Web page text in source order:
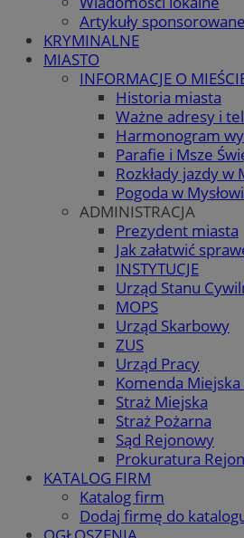
Artykuły sponsorowane
KRYMINALNE
MIASTO
INFORMACJE O
Historia miasta
Ważne adresy i
Harmonogram
Parafie i Msze
Rozkłady jazdy w
Pogoda w
ADMINISTRACJA
Prezydent miasta
Jak załatwić
INSTYTUCJE
Urząd Stanu
MOPS
Urząd Skarbowy
ZUS
Urząd Pracy
Komenda Miejska
Straż Miejska
Straż Pożarna
Sąd Rejonowy
Prokuratura
KATALOG FIRM
Katalog firm
Dodaj firmę do